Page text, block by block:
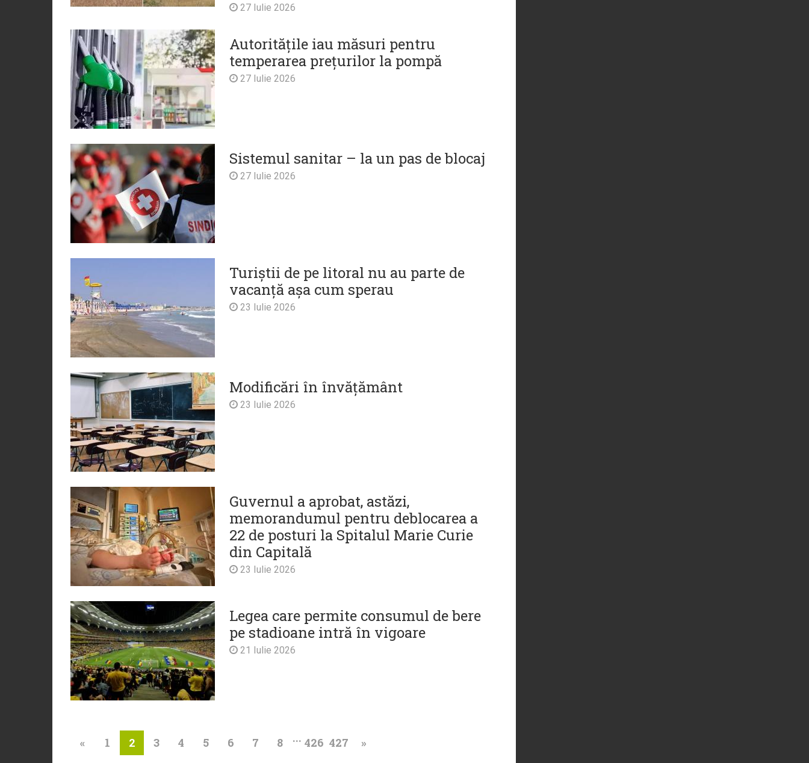
27 Iulie 2026
Autoritățile iau măsuri pentru
temperarea prețurilor la pompă
27 Iulie 2026
Sistemul sanitar – la un pas de blocaj
27 Iulie 2026
Turiștii de pe litoral nu au parte de
vacanță așa cum sperau
23 Iulie 2026
Modificări în învățământ
23 Iulie 2026
Guvernul a aprobat, astăzi,
memorandumul pentru deblocarea a
22 de posturi la Spitalul Marie Curie
din Capitală
23 Iulie 2026
Legea care permite consumul de bere
pe stadioane intră în vigoare
21 Iulie 2026
« 1 2 3 4 5 6 7 8 ... 426 427 »